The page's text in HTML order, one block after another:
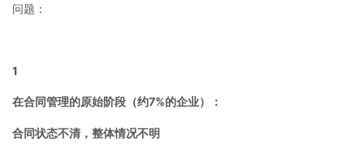
问题：
1
在合同管理的原始阶段（约7%的企业）：
合同状态不清，整体情况不明